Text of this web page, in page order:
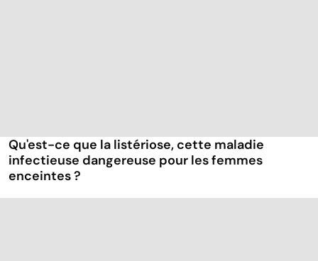
Qu'est-ce que la listériose, cette maladie
infectieuse dangereuse pour les femmes
enceintes ?